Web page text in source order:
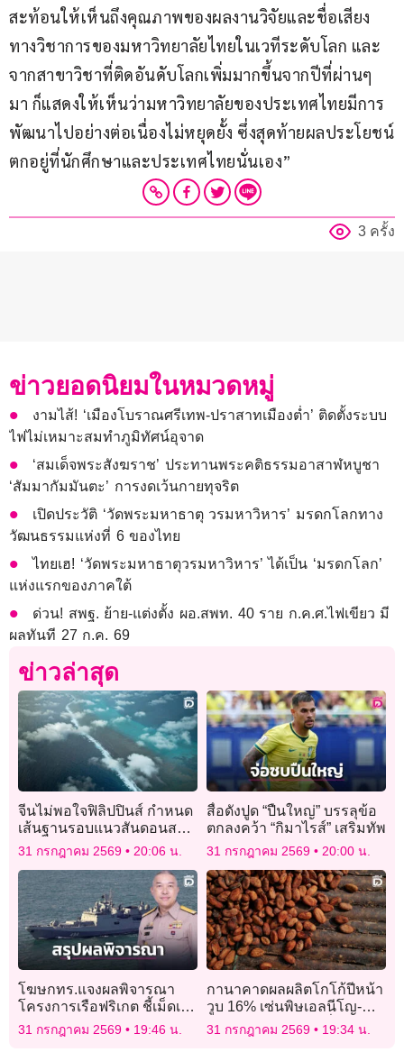
สะท้อนให้เห็นถึงคุณภาพของผลงานวิจัยและชื่อเสียง
ทางวิชาการของมหาวิทยาลัยไทยในเวทีระดับโลก และ
จากสาขาวิชาที่ติดอันดับโลกเพิ่มมากขึ้นจากปีที่ผ่านๆ
มา ก็แสดงให้เห็นว่ามหาวิทยาลัยของประเทศไทยมีการ
พัฒนาไปอย่างต่อเนื่องไม่หยุดยั้ง ซึ่งสุดท้ายผลประโยชน์
ตกอยู่ที่นักศึกษาและประเทศไทยนั่นเอง”
3 ครั้ง
ข่าวยอดนิยมในหมวดหมู่
งามไส้! ‘เมืองโบราณศรีเทพ-ปราสาทเมืองต่ำ’ ติดตั้งระบบ
ไฟไม่เหมาะสมทำภูมิทัศน์อุจาด
‘สมเด็จพระสังฆราช’ ประทานพระคติธรรมอาสาฬหบูชา
‘สัมมากัมมันตะ’ การงดเว้นกายทุจริต
เปิดประวัติ ‘วัดพระมหาธาตุ วรมหาวิหาร’ มรดกโลกทาง
วัฒนธรรมแห่งที่ 6 ของไทย
ไทยเฮ! ‘วัดพระมหาธาตุวรมหาวิหาร’ ได้เป็น ‘มรดกโลก’
แห่งแรกของภาคใต้
ด่วน! สพฐ. ย้าย-แต่งตั้ง ผอ.สพท. 40 ราย ก.ค.ศ.ไฟเขียว มี
ผลทันที 27 ก.ค. 69
ข่าวล่าสุด
จีนไม่พอใจฟิลิปปินส์ กำหนด
เส้นฐานรอบแนวสันดอนสกา
ร์โบโรห์
31 กรกฎาคม 2569 20:06 น.
สื่อดังปูด “ปืนใหญ่” บรรลุข้อ
ตกลงคว้า “กิมาไรส์” เสริมทัพ
31 กรกฎาคม 2569 20:00 น.
โฆษกทร.แจงผลพิจารณา
โครงการเรือฟริเกต ชี้เม็ดเงิน
ลงทุนในไทย 7,000 ล้าน
31 กรกฎาคม 2569 19:46 น.
กานาคาดผลผลิตโกโก้ปีหน้า
วูบ 16% เซ่นพิษเอลนีโญ-
โรคระบาด-เหมืองเถื่อน
31 กรกฎาคม 2569 19:34 น.